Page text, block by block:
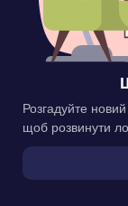
Розгадуйте
щоб розвинути